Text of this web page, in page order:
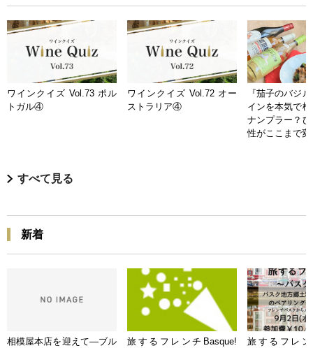
ワインクイズ Vol.73 ポル
トガル④
ワインクイズ Vol.72 オー
ストラリア④
『茄子のバジ
インを本気で
ナンプラー？
性がここまで
すべて見る
新着
相模屋本店を迎えて―ブル
旅するフレンチBasque!
旅するフレン